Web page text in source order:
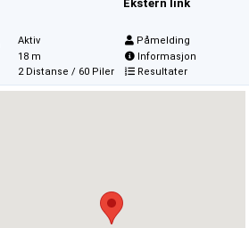
Aktiv
18 m
2 Distanse / 60 Piler
Ekstern link
Påmelding
Informasjon
Resultater